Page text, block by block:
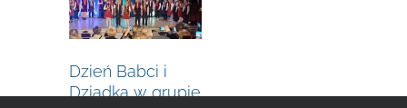
Dzień Babci i
Dziadka w grupie